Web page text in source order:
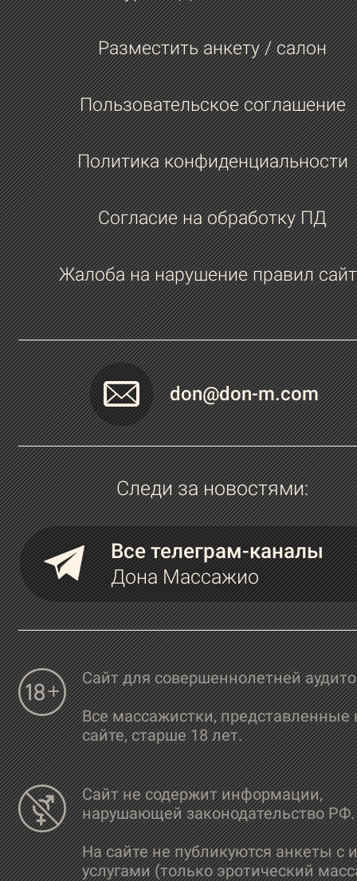
Разместить анкету / салон
Пользовательское соглашение
Политика конфиденциальности
Согласие на обработку ПД
Жалоба на нарушение правил
don@don-m.com
Следи за новостями:
Все телеграм-каналы
Дона Массажио
Сайт для совершеннолетней
Все массажистки, представленные
сайте, старше 18 лет.
Сайт не содержит информации,
нарушающей законодательство РФ.
На сайте не публикуются анкеты с
услугами (только эротический